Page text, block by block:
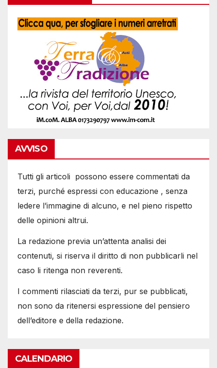
AVVISO
Tutti gli articoli possono essere commentati da
terzi, purché espressi con educazione , senza
ledere l’immagine di alcuno, e nel pieno rispetto
delle opinioni altrui.
La redazione previa un’attenta analisi dei
contenuti, si riserva il diritto di non pubblicarli nel
caso li ritenga non reverenti.
I commenti rilasciati da terzi, pur se pubblicati,
non sono da ritenersi espressione del pensiero
dell’editore e della redazione.
CALENDARIO